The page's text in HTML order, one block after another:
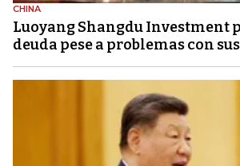
CHINA
Luoyang Shangdu Investment
deuda pese a problemas con